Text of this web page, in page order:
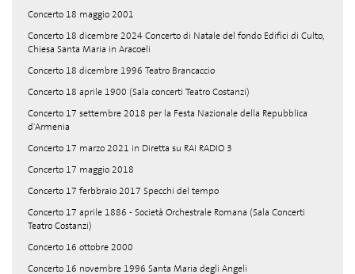
Concerto 18 maggio 2001
Concerto 18 dicembre 2024 Concerto di Natale del fondo Edifici di Culto,
Chiesa Santa Maria in Aracoeli
Concerto 18 dicembre 1996 Teatro Brancaccio
Concerto 18 aprile 1900 (Sala concerti Teatro Costanzi)
Concerto 17 settembre 2018 per la Festa Nazionale della Repubblica
d'Armenia
Concerto 17 marzo 2021 in Diretta su RAI RADIO 3
Concerto 17 maggio 2018
Concerto 17 ferbbraio 2017 Specchi del tempo
Concerto 17 aprile 1886 - Società Orchestrale Romana (Sala Concerti
Teatro Costanzi)
Concerto 16 ottobre 2000
Concerto 16 novembre 1996 Santa Maria degli Angeli